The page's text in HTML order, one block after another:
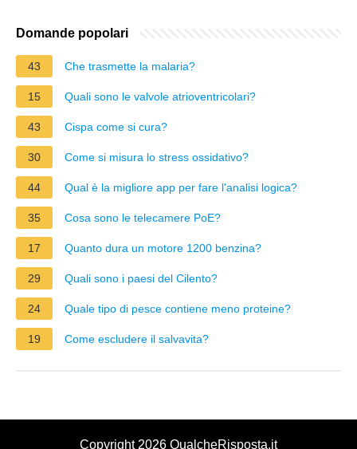
Domande popolari
43 Che trasmette la malaria?
15 Quali sono le valvole atrioventricolari?
43 Cispa come si cura?
30 Come si misura lo stress ossidativo?
44 Qual è la migliore app per fare l'analisi logica?
35 Cosa sono le telecamere PoE?
17 Quanto dura un motore 1200 benzina?
29 Quali sono i paesi del Cilento?
24 Quale tipo di pesce contiene meno proteine?
19 Come escludere il salvavita?
Copyright 2026 QualcheRisposta.it